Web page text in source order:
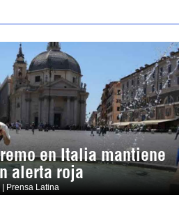
en Italia mantiene
alerta roja
Prensa Latina